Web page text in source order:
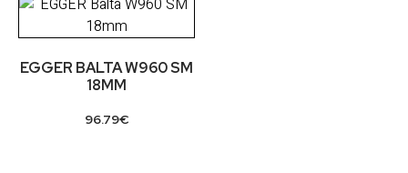
EGGER BALTA W960 SM
18MM
96.79€